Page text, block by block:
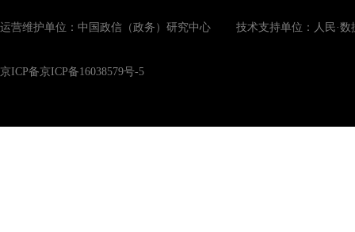
运营维护单位：中国政信（政务）研究中心 技术支持单位：人民·数
京ICP备京ICP备16038579号-5